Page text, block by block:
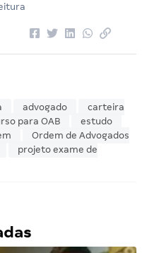
advogado
carteira
para OAB
estudo
Ordem de Advogados
projeto exame de